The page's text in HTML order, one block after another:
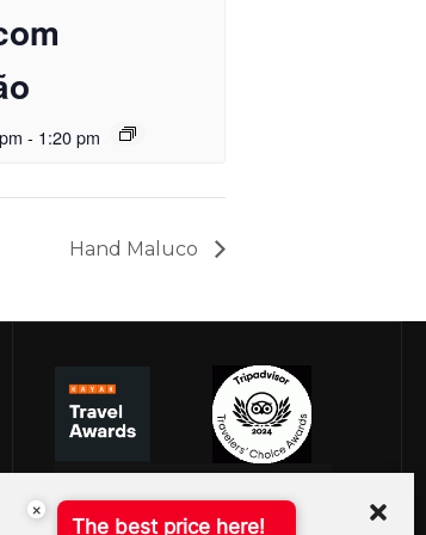
- 1:20 pm
Hand Maluco
×
The best price here!